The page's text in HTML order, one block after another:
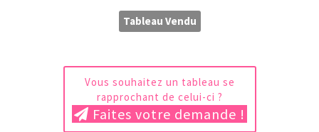
Tableau Vendu
Vous souhaitez un tableau se
rapprochant de celui-ci ?
Faites votre demande !